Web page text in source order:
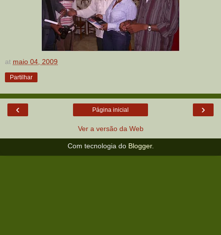
at maio 04, 2009
Partilhar
‹ ›
Página inicial
Ver a versão da Web
Com tecnologia do Blogger.